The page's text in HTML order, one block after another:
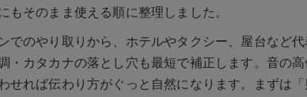
もそのまま使える順に整理しました。
でのやり取りから、ホテルやタクシー、屋台など
・カタカナの落とし穴も最短で補正します。音の
せれば伝わり方がぐっと自然になります。まずは